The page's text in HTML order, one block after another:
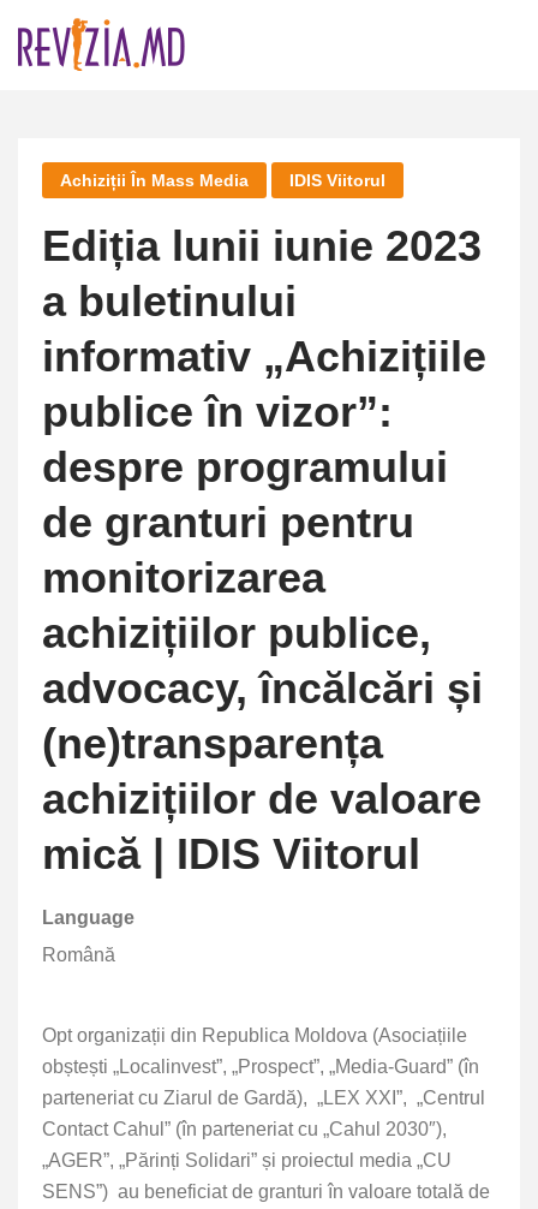
Achiziții În Mass Media IDIS Viitorul
Ediția lunii iunie 2023
a buletinului
informativ „Achizițiile
publice în vizor”:
despre programului
de granturi pentru
monitorizarea
achizițiilor publice,
advocacy, încălcări și
(ne)transparența
achizițiilor de valoare
mică | IDIS Viitorul
Language
Română
Opt organizații din Republica Moldova (Asociațiile
obștești „Localinvest”, „Prospect”, „Media-Guard” (în
parteneriat cu Ziarul de Gardă), „LEX XXI”, „Centrul
Contact Cahul” (în parteneriat cu „Cahul 2030″),
„AGER”, „Părinți Solidari” și proiectul media „CU
SENS”) au beneficiat de granturi în valoare totală de